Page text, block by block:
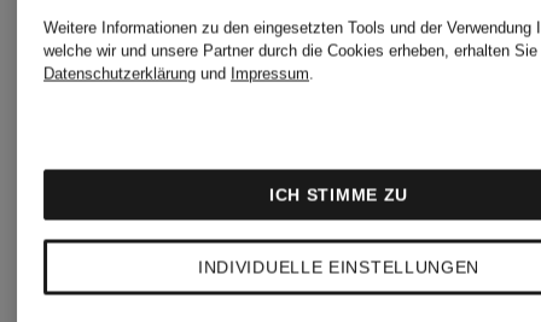
Weitere Informationen zu den eingesetzten Tools und der Verwendung
welche wir und unsere Partner durch die Cookies erheben, erhalten
Datenschutzerklärung und Impressum.
INDIVIDUELLE EINSTELLUNGEN
ICH STIMME ZU